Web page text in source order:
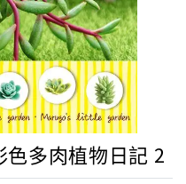
多肉植物日記 2